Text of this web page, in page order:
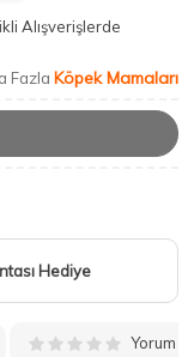
Alışverişlerde
Fazla Köpek Mamaları
Hediye
Yorum